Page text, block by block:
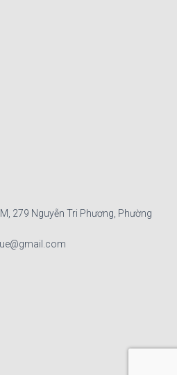
279 Nguyễn Tri Phương, Phường